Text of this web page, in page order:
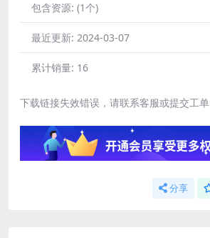
包含资源: (1个)
最近更新: 2024-03-07
累计销量: 16
下载链接失效错误，请联系客服或提交工单
分享